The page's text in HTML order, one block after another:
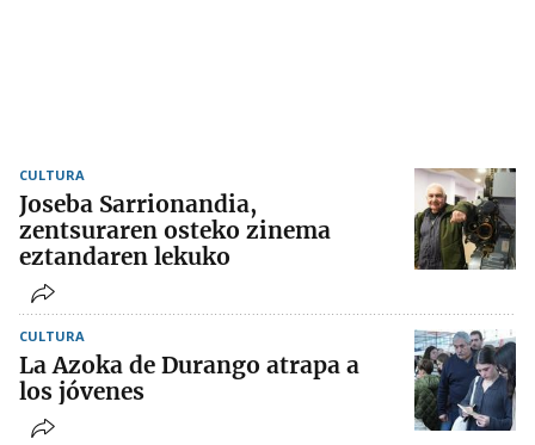
CULTURA
Joseba Sarrionandia,
zentsuraren osteko zinema
eztandaren lekuko
CULTURA
La Azoka de Durango atrapa a
los jóvenes